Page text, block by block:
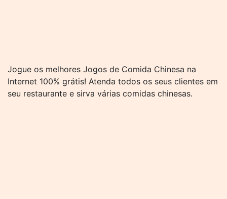
Jogue os melhores Jogos de Comida Chinesa na
Internet 100% grátis! Atenda todos os seus clientes em
seu restaurante e sirva várias comidas chinesas.